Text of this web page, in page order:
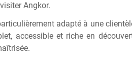
Angkor.
adapté à une
accessible et riche en